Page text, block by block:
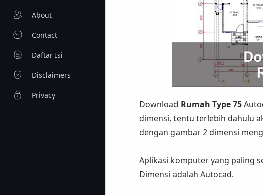
About
Contact
Daftar Isi
Disclaimers
Privacy
Download Rumah Type 75
dimensi, tentu terlebih dahulu
dengan gambar 2 dimensi
Aplikasi komputer yang paling
Dimensi adalah Autocad.